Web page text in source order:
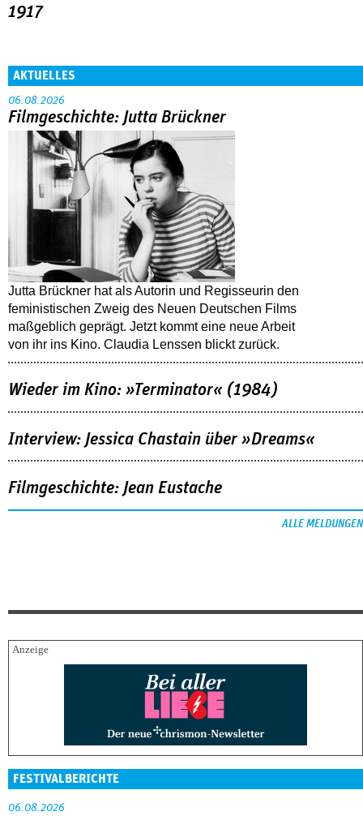
1917
AKTUELLES
06.08.2026
Filmgeschichte: Jutta Brückner
Jutta Brückner hat als Autorin und Regisseurin den
feministischen Zweig des Neuen Deutschen Films
maßgeblich geprägt. Jetzt kommt eine neue Arbeit
von ihr ins Kino. Claudia Lenssen blickt zurück.
Wieder im Kino: »Terminator« (1984)
Interview: Jessica Chastain über »Dreams«
Filmgeschichte: Jean Eustache
ALLE MELDUNGEN
FESTIVALBERICHTE
06.08.2026